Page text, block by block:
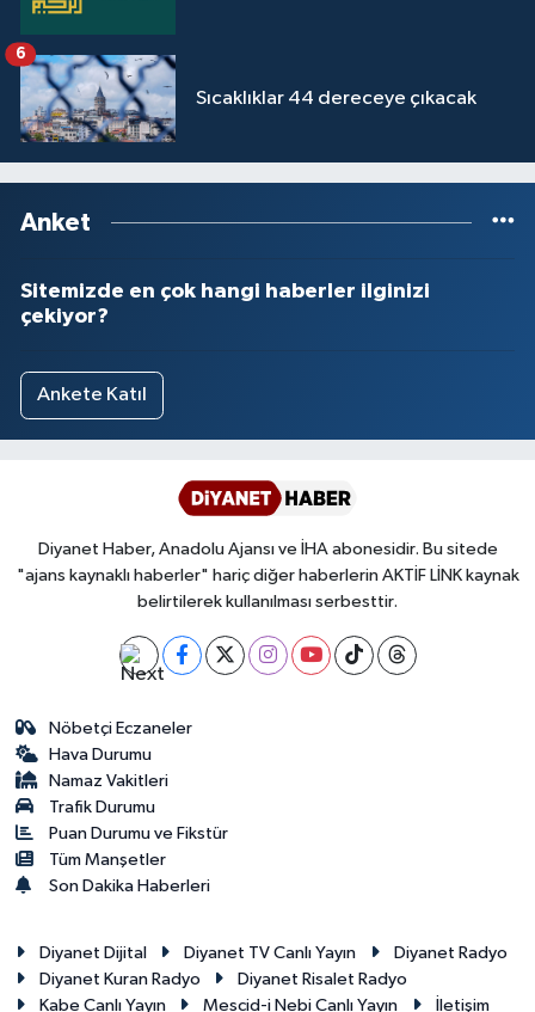
Sıcaklıklar 44 dereceye çıkacak
6
Anket
Sitemizde en çok hangi haberler ilginizi
çekiyor?
Ankete Katıl
Diyanet Haber, Anadolu Ajansı ve İHA abonesidir. Bu sitede
"ajans kaynaklı haberler" hariç diğer haberlerin AKTİF LİNK kaynak
belirtilerek kullanılması serbesttir.
Nöbetçi Eczaneler
Hava Durumu
Namaz Vakitleri
Trafik Durumu
Puan Durumu ve Fikstür
Tüm Manşetler
Son Dakika Haberleri
Diyanet Dijital Diyanet TV Canlı Yayın
Diyanet Radyo
Diyanet Kuran Radyo
Diyanet Risalet Radyo
Kabe Canlı Yayın
Mescid-i Nebi Canlı Yayın İletişim
Zonguldak Müftülüğü